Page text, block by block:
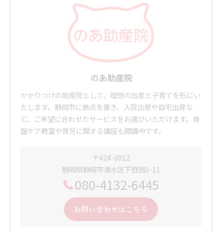
のあ助産院
かかりつけの助産院として、理想の出産と子育てを形にい
たします。静岡市に拠点を置き、入院出産や自宅出産な
ど、ご希望に合わせたサービスをお選びいただけます。骨
盤ケア教室や育児に関する講座も開講中です。
〒424-0012
静岡県静岡市清水区下野西5-11
080-4132-6445
お問い合わせはこちら